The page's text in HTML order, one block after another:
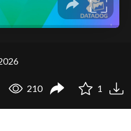
210 1